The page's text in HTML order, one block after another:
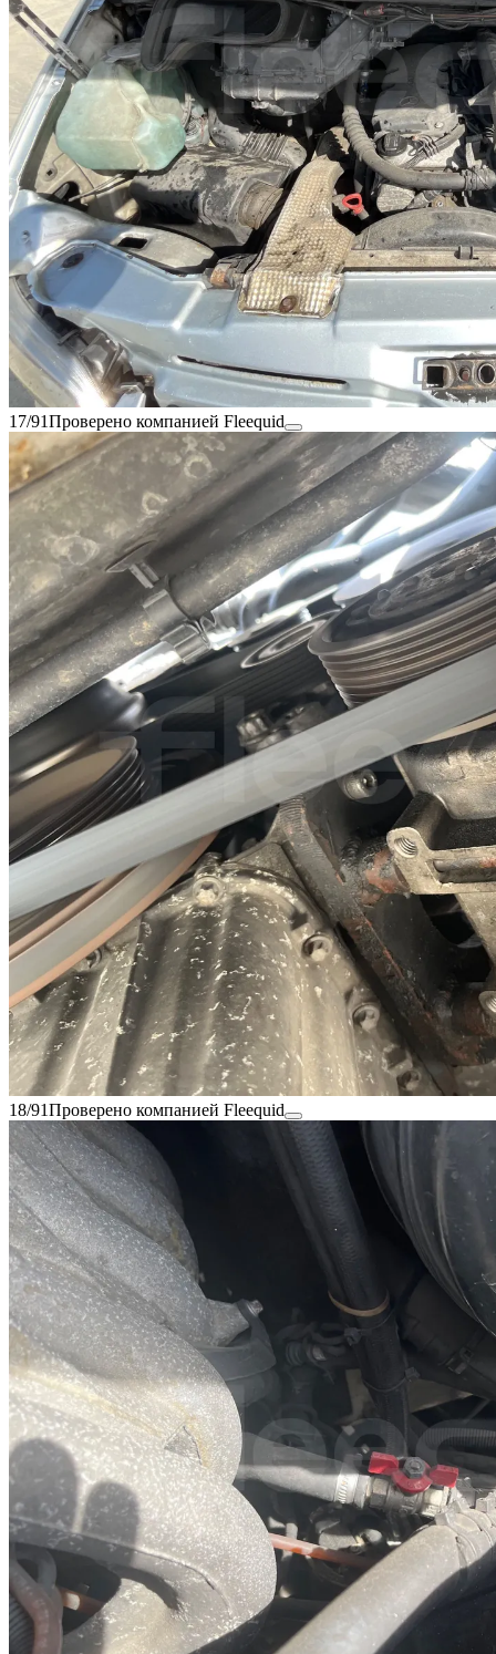
17/91Проверено компанией Fleequid
18/91Проверено компанией Fleequid